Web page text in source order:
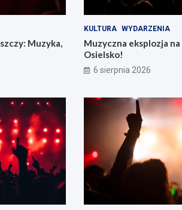
Muzyka,
KULTURA WYDARZENIA
Muzyczna eksplozja
Osielsko!
6 sierpnia 2026